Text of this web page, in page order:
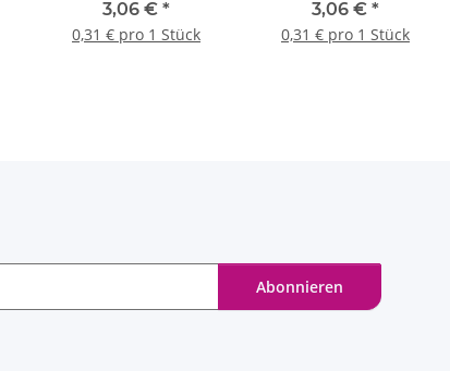
69/109mm, 10 Stk.
3,06 € *
0,31 € pro 1 Stück
3,06 € *
0,31 € pro 1 Stück
Abonnieren